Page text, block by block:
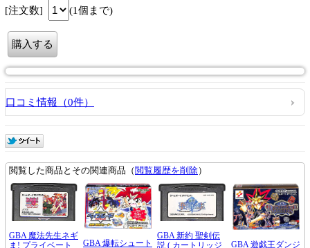
[注文数]
(1個まで)
口コミ情報（0件）